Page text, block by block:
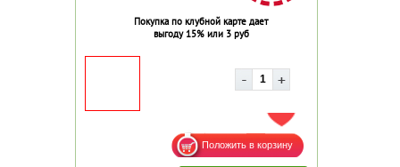
Покупка по клубной карте дает
выгоду 15% или 3 руб
ДОБАВИТЬ В ИЗБРАННОЕ